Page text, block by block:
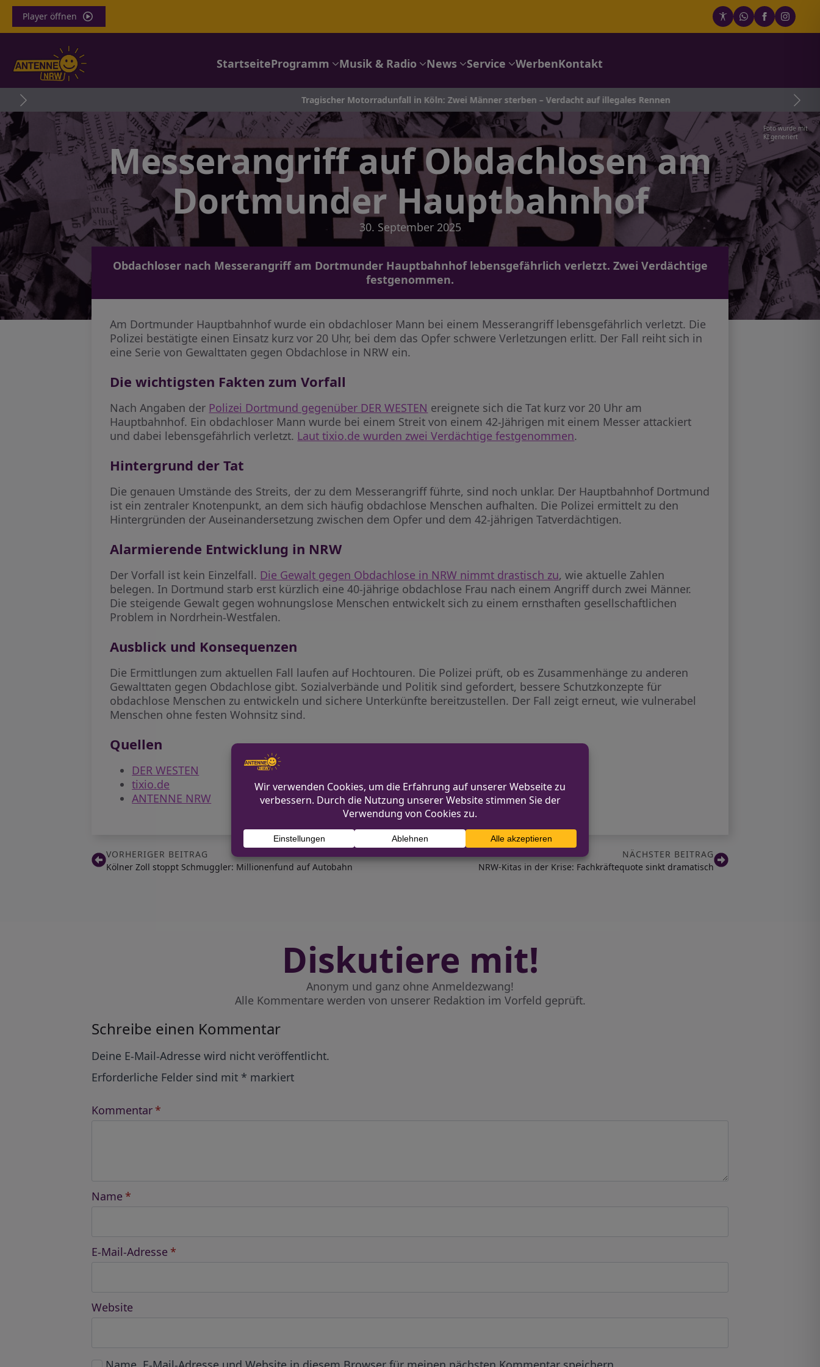
Player öffnen
StartseiteProgramm Musik & Radio News Service WerbenKontakt
Tragischer Motorradunfall in Köln: Zwei Männer sterben – Verdacht auf illegales Rennen
Foto wurde mit
KI generiert
Messerangriff auf Obdachlosen am
Dortmunder Hauptbahnhof
30. September 2025
Obdachloser nach Messerangriff am Dortmunder Hauptbahnhof lebensgefährlich verletzt. Zwei Verdächtige
festgenommen.
Am Dortmunder Hauptbahnhof wurde ein obdachloser Mann bei einem Messerangriff lebensgefährlich verletzt. Die
Polizei bestätigte einen Einsatz kurz vor 20 Uhr, bei dem das Opfer schwere Verletzungen erlitt. Der Fall reiht sich in
eine Serie von Gewalttaten gegen Obdachlose in NRW ein.
Die wichtigsten Fakten zum Vorfall
Nach Angaben der Polizei Dortmund gegenüber DER WESTEN ereignete sich die Tat kurz vor 20 Uhr am
Hauptbahnhof. Ein obdachloser Mann wurde bei einem Streit von einem 42-Jährigen mit einem Messer attackiert
und dabei lebensgefährlich verletzt. Laut tixio.de wurden zwei Verdächtige festgenommen.
Hintergrund der Tat
Die genauen Umstände des Streits, der zu dem Messerangriff führte, sind noch unklar. Der Hauptbahnhof Dortmund
ist ein zentraler Knotenpunkt, an dem sich häufig obdachlose Menschen aufhalten. Die Polizei ermittelt zu den
Hintergründen der Auseinandersetzung zwischen dem Opfer und dem 42-jährigen Tatverdächtigen.
Alarmierende Entwicklung in NRW
Der Vorfall ist kein Einzelfall. Die Gewalt gegen Obdachlose in NRW nimmt drastisch zu, wie aktuelle Zahlen
belegen. In Dortmund starb erst kürzlich eine 40-jährige obdachlose Frau nach einem Angriff durch zwei Männer.
Die steigende Gewalt gegen wohnungslose Menschen entwickelt sich zu einem ernsthaften gesellschaftlichen
Problem in Nordrhein-Westfalen.
Ausblick und Konsequenzen
Die Ermittlungen zum aktuellen Fall laufen auf Hochtouren. Die Polizei prüft, ob es Zusammenhänge zu anderen
Gewalttaten gegen Obdachlose gibt. Sozialverbände und Politik sind gefordert, bessere Schutzkonzepte für
obdachlose Menschen zu entwickeln und sichere Unterkünfte bereitzustellen. Der Fall zeigt erneut, wie vulnerabel
Menschen ohne festen Wohnsitz sind.
Quellen
DER WESTEN
tixio.de
ANTENNE NRW
VORHERIGER BEITRAG
Kölner Zoll stoppt Schmuggler: Millionenfund auf Autobahn
NÄCHSTER BEITRAG
NRW-Kitas in der Krise: Fachkräftequote sinkt dramatisch
Diskutiere mit!
Anonym und ganz ohne Anmeldezwang!
Alle Kommentare werden von unserer Redaktion im Vorfeld geprüft.
Schreibe einen Kommentar
Deine E-Mail-Adresse wird nicht veröffentlicht.
Erforderliche Felder sind mit * markiert
Kommentar *
Name *
E-Mail-Adresse *
Website